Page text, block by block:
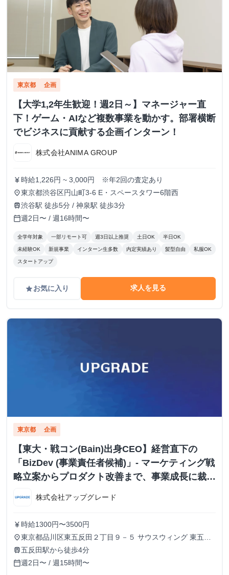
東京都 企画
【大学1,2年生歓迎！週2日～】マネージャー直
下！ゲーム・AIなど複数事業を動かす。部署横断
でビジネスに貢献する企画インターン！
株式会社ANIMA GROUP
currency_yen 時給1,226円 ~ 3,000円 ※年2回の査定あり
place東京都渋谷区円山町3-6 E・スペースタワー6階西
train渋谷駅 徒歩5分 / 神泉駅 徒歩3分
calendar_today週2日〜 / 週16時間〜
全学年対象 一部リモート可 週3日以上推奨 土日OK 半日OK
未経験OK 新規事業 インターン生多数 内定実績あり 髪型自由 私服OK
スタートアップ
gradeお気に入り 求人を見る
東京都 企画
【東大・戦コン(Bain)出身CEO】経営直下の
「BizDev (事業責任者候補)」- マーケティング戦
略立案からプロダクト改善まで、事業成長に裁量
株式会社アップグレード
currency_yen 時給1300円〜3500円
place東京都品川区東五反田２丁目９－５ サウスウィング 東五反
田５階
train 五反田駅から徒歩4分
calendar_today週2日〜 / 週15時間〜